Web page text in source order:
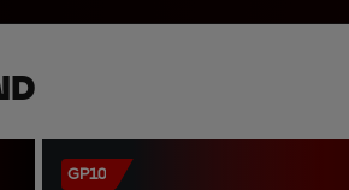
GP10